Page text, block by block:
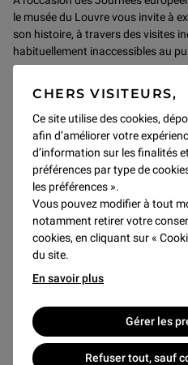
CHERS VISITEURS,
Ce site utilise des cookies,
afin d’améliorer votre
d’information sur les finalités
préférences par type de
les préférences ».
Vous pouvez modifier à tout
notamment retirer votre
cookies, en cliquant sur «
du site.
En savoir plus
Gérer les
Refuser tout, sauf
le musée du Louvre vous invite à
son histoire, à travers des visites
habituellement inaccessibles au
SAMEDI 19 SEPTEMBRE